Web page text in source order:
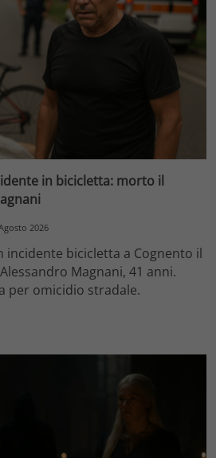
in bicicletta: morto il
2026
incidente bicicletta a Cognento il
Magnani, 41 anni.
per omicidio stradale.